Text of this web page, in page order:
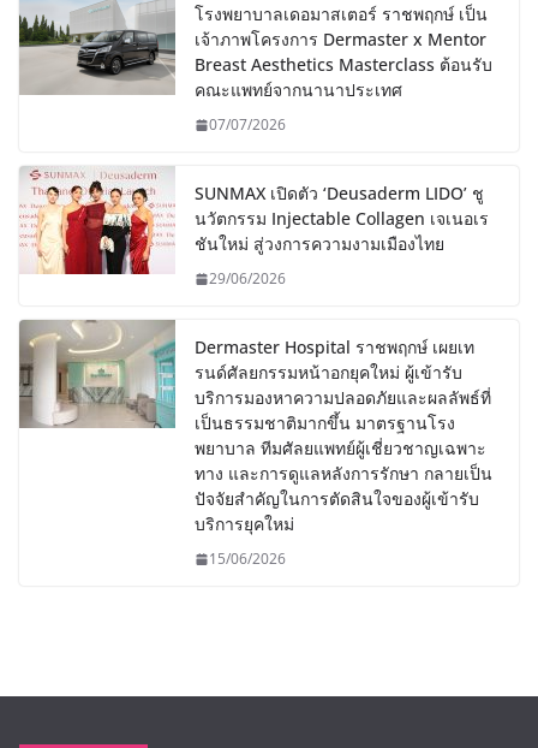
โรงพยาบาลเดอมาสเตอร์ ราชพฤกษ์ เป็น
เจ้าภาพโครงการ Dermaster x Mentor
Breast Aesthetics Masterclass ต้อนรับ
คณะแพทย์จากนานาประเทศ
07/07/2026
SUNMAX เปิดตัว ‘Deusaderm LIDO’ ชู
นวัตกรรม Injectable Collagen เจเนอเร
ชันใหม่ สู่วงการความงามเมืองไทย
29/06/2026
Dermaster Hospital ราชพฤกษ์ เผยเท
รนด์ศัลยกรรมหน้าอกยุคใหม่ ผู้เข้ารับ
บริการมองหาความปลอดภัยและผลลัพธ์ที่
เป็นธรรมชาติมากขึ้น มาตรฐานโรง
พยาบาล ทีมศัลยแพทย์ผู้เชี่ยวชาญเฉพาะ
ทาง และการดูแลหลังการรักษา กลายเป็น
ปัจจัยสำคัญในการตัดสินใจของผู้เข้ารับ
บริการยุคใหม่
15/06/2026